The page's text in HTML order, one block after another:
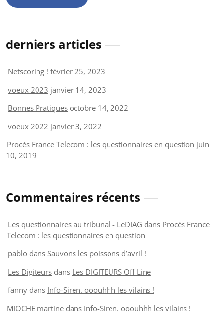
derniers articles
Netscoring ! février 25, 2023
voeux 2023 janvier 14, 2023
Bonnes Pratiques octobre 14, 2022
voeux 2022 janvier 3, 2022
Procès France Telecom : les questionnaires en question juin
10, 2019
Commentaires récents
Les questionnaires au tribunal - LeDIAG dans Procès France
Telecom : les questionnaires en question
pablo dans Sauvons les poissons d’avril !
Les Digiteurs dans Les DIGITEURS Off Line
fanny dans Info-Siren. ooouhhh les vilains !
MIOCHE martine dans Info-Siren. ooouhhh les vilains !